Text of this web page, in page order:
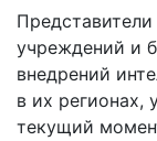
учреждений и
внедрений
в их регионах,
текущий